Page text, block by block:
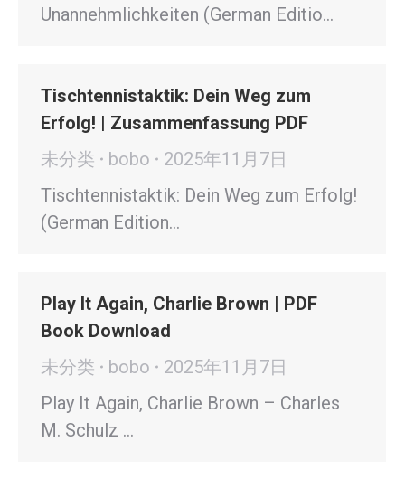
Unannehmlichkeiten (German Editio…
Tischtennistaktik: Dein Weg zum
Erfolg! | Zusammenfassung PDF
未分类
bobo
2025年11月7日
Tischtennistaktik: Dein Weg zum Erfolg!
(German Edition…
Play It Again, Charlie Brown | PDF
Book Download
未分类
bobo
2025年11月7日
Play It Again, Charlie Brown – Charles
M. Schulz …